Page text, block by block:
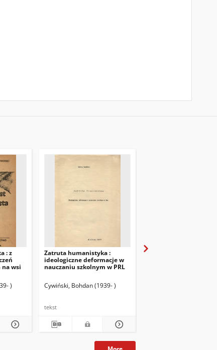
: z
na wsi
)
Zatruta humanistyka :
ideologiczne deformacje w
nauczaniu szkolnym w PRL
Cywiński, Bohdan (1939- )
tekst